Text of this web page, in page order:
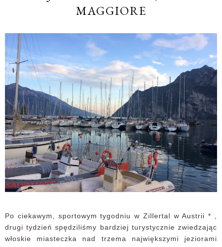
MAGGIORE
Po ciekawym, sportowym tygodniu w Zillertal w Austrii * ,
drugi tydzień spędziliśmy bardziej turystycznie zwiedzając
włoskie miasteczka nad trzema największymi jeziorami